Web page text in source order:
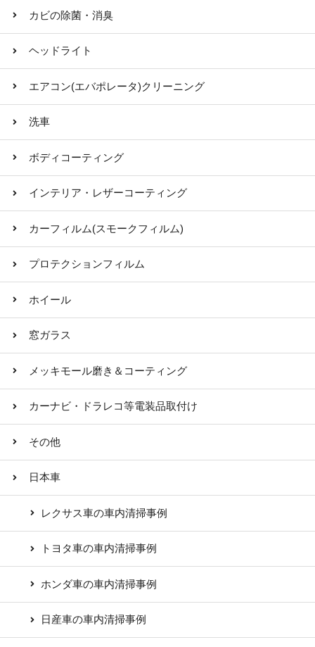
カビの除菌・消臭
ヘッドライト
エアコン(エバポレータ)クリーニング
洗車
ボディコーティング
インテリア・レザーコーティング
カーフィルム(スモークフィルム)
プロテクションフィルム
ホイール
窓ガラス
メッキモール磨き＆コーティング
カーナビ・ドラレコ等電装品取付け
その他
日本車
レクサス車の車内清掃事例
トヨタ車の車内清掃事例
ホンダ車の車内清掃事例
日産車の車内清掃事例